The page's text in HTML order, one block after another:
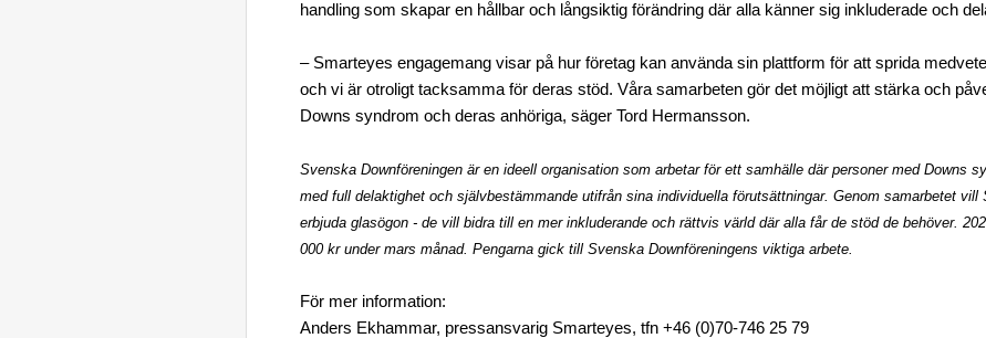
handling som skapar en hållbar och långsiktig förändring där alla känner sig inkluderade och
– Smarteyes engagemang visar på hur företag kan använda sin plattform för att sprida
och vi är otroligt tacksamma för deras stöd. Våra samarbeten gör det möjligt att stärka och
Downs syndrom och deras anhöriga, säger Tord Hermansson.
Svenska Downföreningen är en ideell organisation som arbetar för ett samhälle där personer med Downs
med full delaktighet och självbestämmande utifrån sina individuella förutsättningar. Genom samarbetet vill
erbjuda glasögon - de vill bidra till en mer inkluderande och rättvis värld där alla får de stöd de behöver.
000 kr under mars månad. Pengarna gick till Svenska Downföreningens viktiga arbete.
För mer information:
Anders Ekhammar, pressansvarig Smarteyes, tfn +46 (0)70-746 25 79